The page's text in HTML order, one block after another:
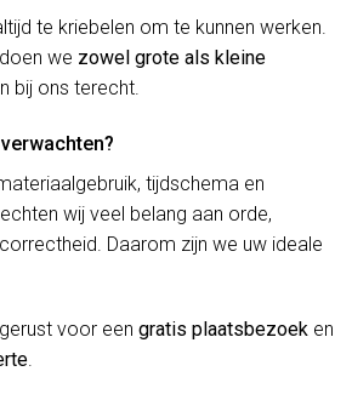
te kriebelen om te kunnen werken.
we zowel grote als kleine
bij ons terecht.
tijdschema en
wij veel belang aan orde,
Daarom zijn we uw ideale
voor een gratis plaatsbezoek en
.